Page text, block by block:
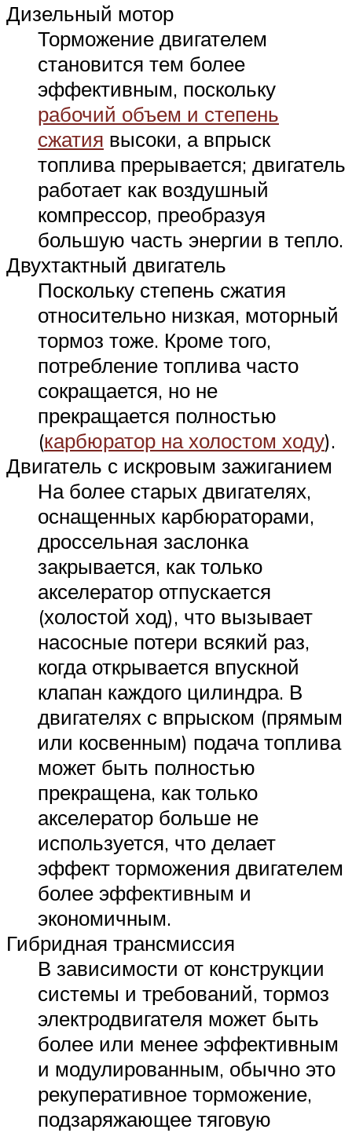
Дизельный мотор
Торможение двигателем
становится тем более
эффективным, поскольку
рабочий объем и степень
сжатия высоки, а впрыск
топлива прерывается; двигатель
работает как воздушный
компрессор, преобразуя
большую часть энергии в тепло.
Двухтактный двигатель
Поскольку степень сжатия
относительно низкая, моторный
тормоз тоже. Кроме того,
потребление топлива часто
сокращается, но не
прекращается полностью
(карбюратор на холостом ходу).
Двигатель с искровым зажиганием
На более старых двигателях,
оснащенных карбюраторами,
дроссельная заслонка
закрывается, как только
акселератор отпускается
(холостой ход), что вызывает
насосные потери всякий раз,
когда открывается впускной
клапан каждого цилиндра. В
двигателях с впрыском (прямым
или косвенным) подача топлива
может быть полностью
прекращена, как только
акселератор больше не
используется, что делает
эффект торможения двигателем
более эффективным и
экономичным.
Гибридная трансмиссия
В зависимости от конструкции
системы и требований, тормоз
электродвигателя может быть
более или менее эффективным
и модулированным, обычно это
рекуперативное торможение,
подзаряжающее тяговую